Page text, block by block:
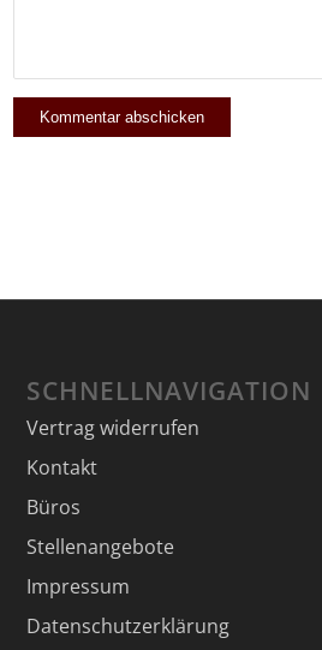
SCHNELLNAVIGATION
Vertrag widerrufen
Kontakt
Büros
Stellenangebote
Impressum
Datenschutzerklärung